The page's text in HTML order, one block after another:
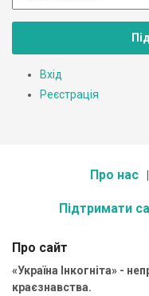
Вхід
Реєстрація
Про нас
Підтримати
Про сайт
«Україна Інкогніта» -
краєзнавства.